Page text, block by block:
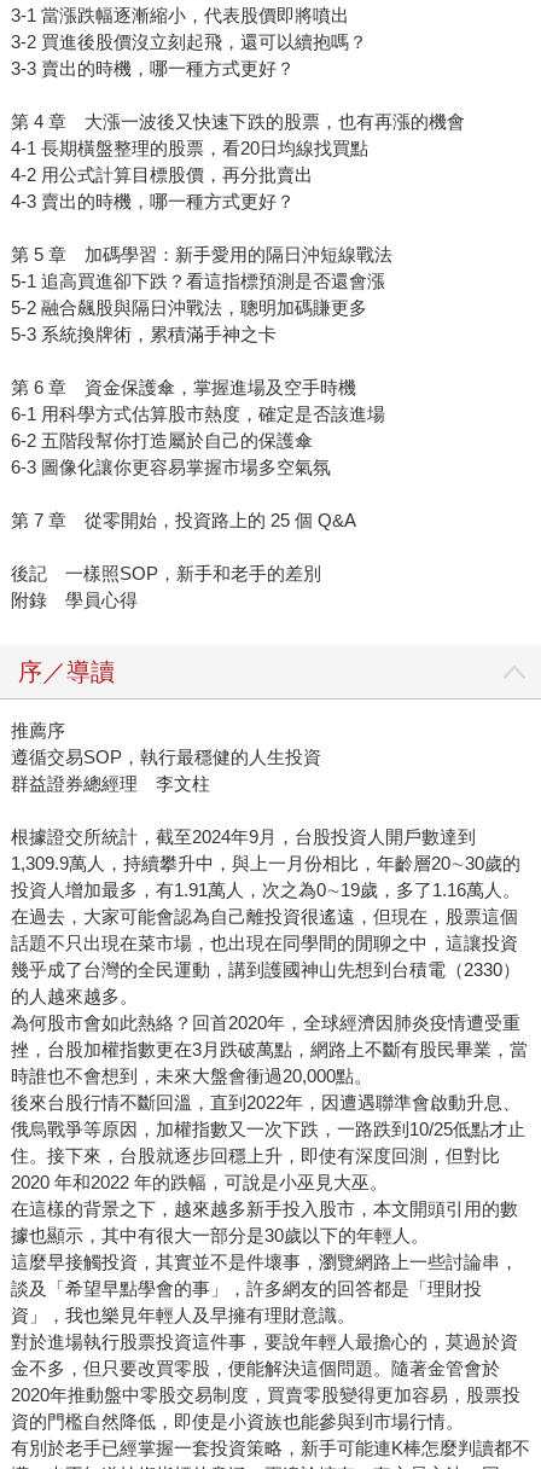
3-1 當漲跌幅逐漸縮小，代表股價即將噴出
3-2 買進後股價沒立刻起飛，還可以續抱嗎？
3-3 賣出的時機，哪一種方式更好？
第 4 章 大漲一波後又快速下跌的股票，也有再漲的機會
4-1 長期橫盤整理的股票，看20日均線找買點
4-2 用公式計算目標股價，再分批賣出
4-3 賣出的時機，哪一種方式更好？
第 5 章 加碼學習：新手愛用的隔日沖短線戰法
5-1 追高買進卻下跌？看這指標預測是否還會漲
5-2 融合飆股與隔日沖戰法，聰明加碼賺更多
5-3 系統換牌術，累積滿手神之卡
第 6 章 資金保護傘，掌握進場及空手時機
6-1 用科學方式估算股市熱度，確定是否該進場
6-2 五階段幫你打造屬於自己的保護傘
6-3 圖像化讓你更容易掌握市場多空氣氛
第 7 章 從零開始，投資路上的 25 個 Q&A
後記 一樣照SOP，新手和老手的差別
附錄 學員心得
序／導讀
推薦序
遵循交易SOP，執行最穩健的人生投資
群益證券總經理 李文柱
根據證交所統計，截至2024年9月，台股投資人開戶數達到
1,309.9萬人，持續攀升中，與上一月份相比，年齡層20∼30歲的
投資人增加最多，有1.91萬人，次之為0∼19歲，多了1.16萬人。
在過去，大家可能會認為自己離投資很遙遠，但現在，股票這個
話題不只出現在菜市場，也出現在同學間的閒聊之中，這讓投資
幾乎成了台灣的全民運動，講到護國神山先想到台積電（2330）
的人越來越多。
為何股市會如此熱絡？回首2020年，全球經濟因肺炎疫情遭受重
挫，台股加權指數更在3月跌破萬點，網路上不斷有股民畢業，當
時誰也不會想到，未來大盤會衝過20,000點。
後來台股行情不斷回溫，直到2022年，因遭遇聯準會啟動升息、
俄烏戰爭等原因，加權指數又一次下跌，一路跌到10/25低點才止
住。接下來，台股就逐步回穩上升，即使有深度回測，但對比
2020 年和2022 年的跌幅，可說是小巫見大巫。
在這樣的背景之下，越來越多新手投入股市，本文開頭引用的數
據也顯示，其中有很大一部分是30歲以下的年輕人。
這麼早接觸投資，其實並不是件壞事，瀏覽網路上一些討論串，
談及「希望早點學會的事」，許多網友的回答都是「理財投
資」，我也樂見年輕人及早擁有理財意識。
對於進場執行股票投資這件事，要說年輕人最擔心的，莫過於資
金不多，但只要改買零股，便能解決這個問題。隨著金管會於
2020年推動盤中零股交易制度，買賣零股變得更加容易，股票投
資的門檻自然降低，即使是小資族也能參與到市場行情。
有別於老手已經掌握一套投資策略，新手可能連K棒怎麼判讀都不